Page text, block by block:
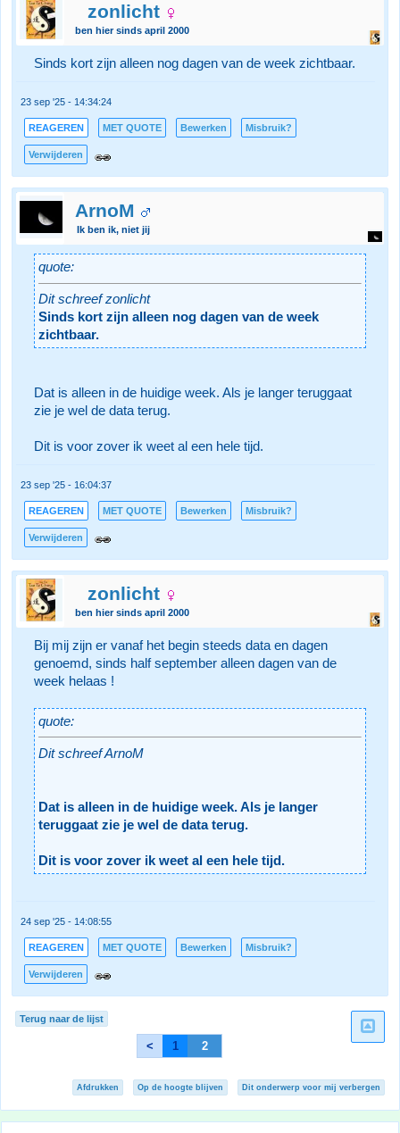
zonlicht
ben hier sinds april 2000
Sinds kort zijn alleen nog dagen van de week zichtbaar.
23 sep '25 - 14:34:24
REAGEREN MET QUOTE Bewerken Misbruik?
Verwijderen
ArnoM
Ik ben ik, niet jij
quote:
Dit schreef zonlicht
Sinds kort zijn alleen nog dagen van de week
zichtbaar.
Dat is alleen in de huidige week. Als je langer teruggaat
zie je wel de data terug.
Dit is voor zover ik weet al een hele tijd.
23 sep '25 - 16:04:37
REAGEREN MET QUOTE Bewerken Misbruik?
Verwijderen
zonlicht
ben hier sinds april 2000
Bij mij zijn er vanaf het begin steeds data en dagen
genoemd, sinds half september alleen dagen van de
week helaas !
quote:
Dit schreef ArnoM
Dat is alleen in de huidige week. Als je langer
teruggaat zie je wel de data terug.
Dit is voor zover ik weet al een hele tijd.
24 sep '25 - 14:08:55
REAGEREN MET QUOTE Bewerken Misbruik?
Verwijderen
Terug naar de lijst
< 1 2
Afdrukken Op de hoogte blijven Dit onderwerp voor mij verbergen